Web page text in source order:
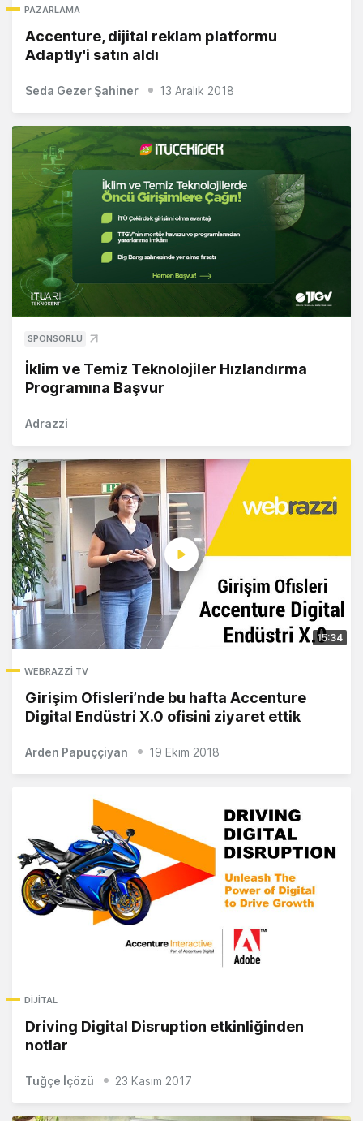
PAZARLAMA
Accenture, dijital reklam platformu
Adaptly'i satın aldı
Seda Gezer Şahiner 13 Aralık 2018
SPONSORLU
İklim ve Temiz Teknolojiler Hızlandırma
Programına Başvur
Adrazzi
WEBRAZZI TV
Girişim Ofisleri’nde bu hafta Accenture
Digital Endüstri X.0 ofisini ziyaret ettik
15:34
Arden Papuççiyan 19 Ekim 2018
DIJITAL
Driving Digital Disruption etkinliğinden
notlar
Tuğçe İçözü 23 Kasım 2017